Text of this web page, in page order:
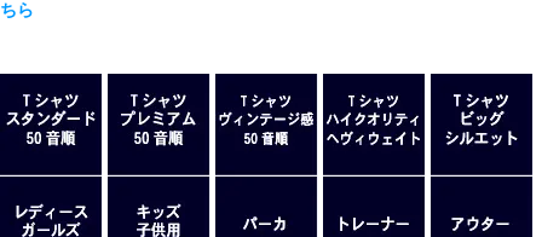
ちら